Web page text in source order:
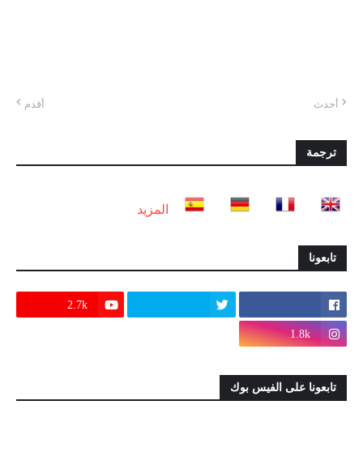
أحدث أقدم
ترجمة
المزيد
تابعونا
2.7k
1.8k
تابعونا على الفيس بوك